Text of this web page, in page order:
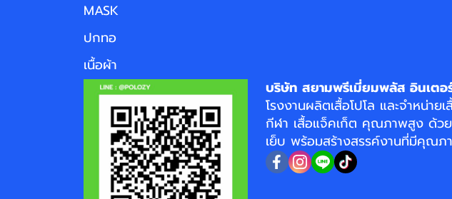
MASK
ปกทอ
เนื้อผ้า
บริษัท สยามพรีเมี่ยมพลัส อินเต
โรงงานผลิตเสื้อโปโล และจำหน่าย
กีฬา เสื้อแจ็คเก็ต คุณภาพสูง ด้วย
เย็บ พร้อมสร้างสรรค์งานที่มีคุณภ